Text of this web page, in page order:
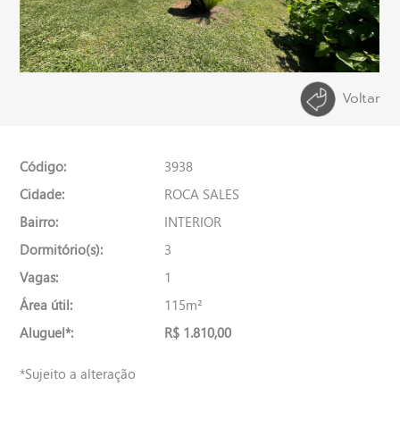
Voltar
Código:
3938
Cidade:
ROCA SALES
Bairro:
INTERIOR
Dormitório(s):
3
Vagas:
1
Área útil:
115m²
Aluguel*:
R$ 1.810,00
*Sujeito a alteração